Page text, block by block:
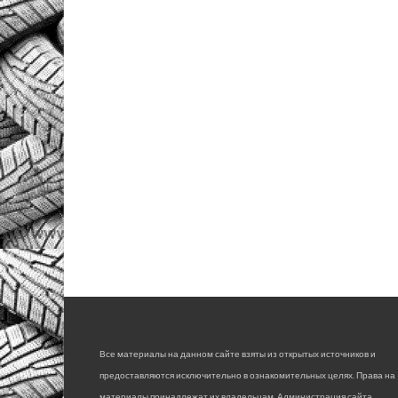
Все материалы на данном сайте взяты из открытых источников и
предоставляются исключительно в ознакомительных целях. Права на